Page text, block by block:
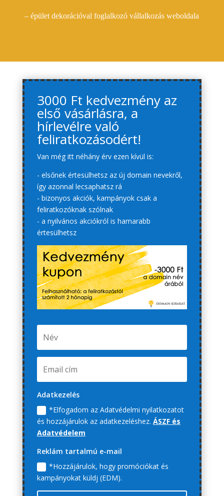
– épület dekorációval foglalkozó vállalkozás weboldala
3000 Ft kedvezmény az
első vásárlásra, a
hírlevélre való
feliratkozásodért!
Van még itt néhány érv ezen kívül is:
- elsőnek értesülhetsz az új domain nevekről,
így azonnal lecsaphatsz rá
- bizonyos akciók, kampányok csak a
feliratkozóknak szólnak
- a nyilvános akciókról is hamarabb
értesülhetsz
Adatkezelés
*Elfogadom az Adatvédelmi nyilatkozatot
és hozzájárulok az adatkezeléshez. ÁSZF és
Adatvédelem
Reklám tartalmú e-mail
*Hozzájárulok, hogy promóciókat és
kampányokat küldj (EDM).